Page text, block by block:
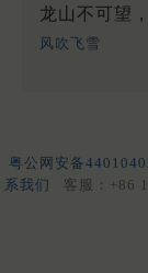
龙山不可望
风吹飞雪
粤公网安备
系我们
客服：+86